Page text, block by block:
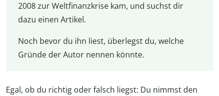
2008 zur Weltfinanzkrise kam, und suchst dir
dazu einen Artikel.
Noch bevor du ihn liest, überlegst du, welche
Gründe der Autor nennen könnte.
Egal, ob du richtig oder falsch liegst: Du nimmst den